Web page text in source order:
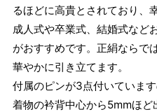
るほどに高貴とされており、
成人式や卒業式、結婚式など
がおすすめです。正絹ならで
華やかに引き立てます。
付属のピンが3点付いていま
着物の衿背中心から5mmほ